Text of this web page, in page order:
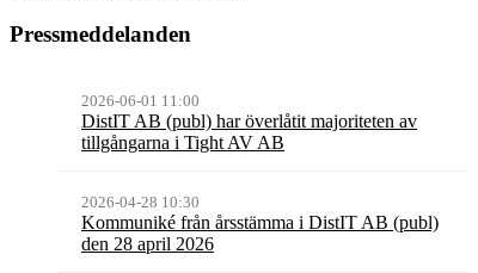
Pressmeddelanden
2026-06-01 11:00
DistIT AB (publ) har överlåtit majoriteten av
tillgångarna i Tight AV AB
2026-04-28 10:30
Kommuniké från årsstämma i DistIT AB (publ)
den 28 april 2026